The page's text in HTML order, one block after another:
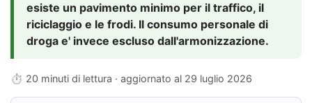
esiste un pavimento minimo per il traffico, il
riciclaggio e le frodi. Il consumo personale di
droga e' invece escluso dall'armonizzazione.
⏱ 20 minuti di lettura · aggiornato al 29 luglio 2026